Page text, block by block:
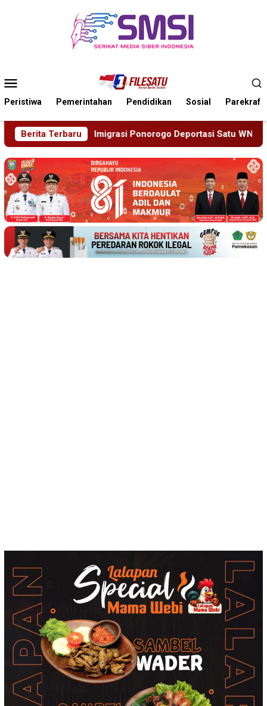
Mobile
Peristiwa Pemerintahan Pendidikan Sosial Parekraf
Berita Terbaru
Ponorogo Deportasi Satu WN Tiongkok Salahgunakan Ijin